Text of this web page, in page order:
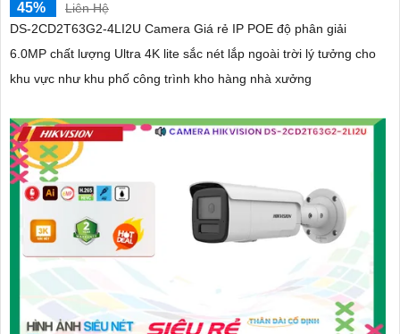
45%
Liên Hệ
DS-2CD2T63G2-4LI2U Camera Giá rẻ IP POE độ phân giải
6.0MP chất lượng Ultra 4K lite sắc nét lắp ngoài trời lý tưởng cho
khu vực như khu phố công trình kho hàng nhà xưởng